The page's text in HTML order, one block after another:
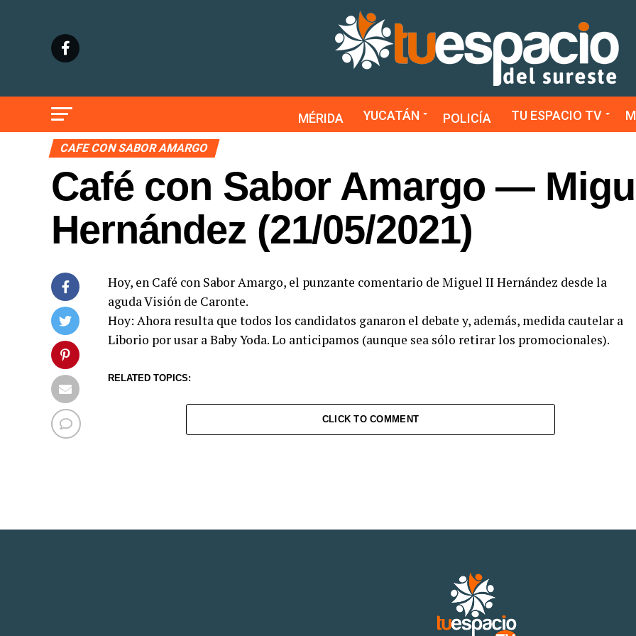
MÉRIDA YUCATÁN POLICÍA TU ESPACIO TV
CAFE CON SABOR AMARGO
Café con Sabor Amargo —
Hernández (21/05/2021)
Hoy, en Café con Sabor Amargo, el punzante comentario de Miguel II Hernández desde la
aguda Visión de Caronte.
Hoy: Ahora resulta que todos los candidatos ganaron el debate y, además, medida cautelar a
Liborio por usar a Baby Yoda. Lo anticipamos (aunque sea sólo retirar los promocionales).
RELATED TOPICS:
CLICK TO COMMENT